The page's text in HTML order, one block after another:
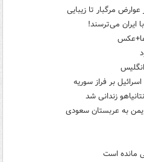
مرگبار تا زیبایی
ایران می‌ترسند!
بر فراز سوریه
زندانی شد
به عربستان سعودی
مانده است